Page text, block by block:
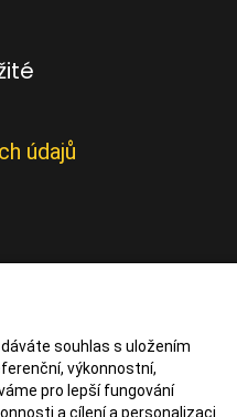
údajů
souhlas s uložením
výkonnostní,
pro lepší fungování
a cílení a personalizaci